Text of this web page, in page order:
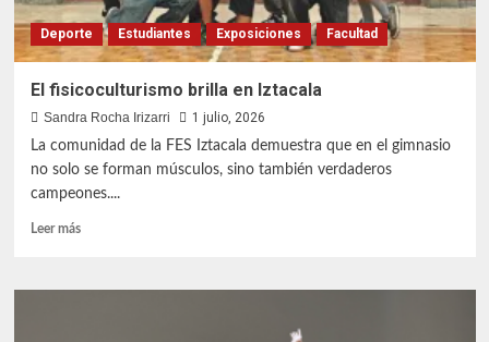
Deporte Estudiantes Exposiciones Facultad
El fisicoculturismo brilla en Iztacala
Sandra Rocha Irizarri
1 julio, 2026
La comunidad de la FES Iztacala demuestra que en el gimnasio
no solo se forman músculos, sino también verdaderos
campeones....
Leer másLeer
El